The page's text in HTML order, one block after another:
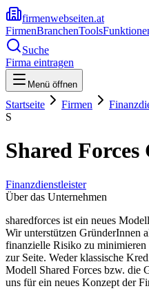
firmenwebseiten.at
FirmenBranchenTools
Suche
Firma eintragen
Menü öffnen
Startseite Firmen
S
Shared
Finanzdienstleister
Über das Unternehmen
sharedforces ist ein neues
Wir unterstützen GründerInnen
finanzielle Risiko zu minimieren
zur Seite. Weder klassische
Modell Shared Forces bzw. die
uns für ein neues Konzept der